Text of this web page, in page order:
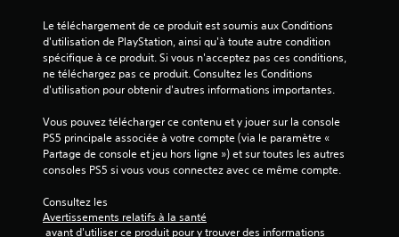
u
r
5
(
1
1
Le téléchargement de ce produit est soumis aux Conditions
d'utilisation de PlayStation, ainsi qu'à toute autre condition
spécifique à ce produit. Si vous n'acceptez pas ces conditions,
ne téléchargez pas ce produit. Consultez les Conditions
d'utilisation pour obtenir d'autres informations importantes.
Vous pouvez télécharger ce contenu et y jouer sur la console
PS5 principale associée à votre compte (via le paramètre «
Partage de console et jeu hors ligne ») et sur toutes les autres
consoles PS5 si vous vous connectez avec ce même compte.
Consultez les
Avertissements relatifs à la santé